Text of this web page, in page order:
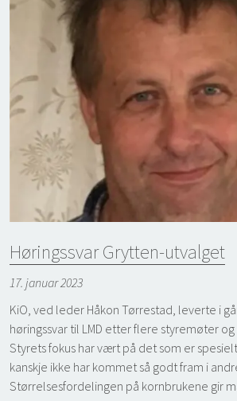
Høringssvar Grytten-utvalget
17. januar 2023
KiO, ved leder Håkon Tørrestad, leverte i
høringssvar til LMD etter flere styremøter
Styrets fokus har vært på det som er
kanskje ikke har kommet så godt fram i
Størrelsesfordelingen på kornbrukene gir